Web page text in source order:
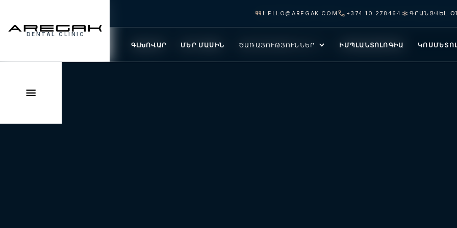
DENTAL CLINIC
INFO@AREGAK.COM +374 95 001 008 ԳՐԱՆՑՎԵԼ
ԳԼԽԱՎՈՐ ՄԵՐ ՄԱՍԻՆ ԾԱՌԱՅՈՒԹՅՈՒՆՆԵՐ ԻՄՊԼԱՆՏՈԼՈԳԻԱ
DENTAL CLINIC
HELLO@AREGAK.COM +374 10 278464 ԳՐԱՆՑՎԵԼ
ԳԼԽՈՎԱՐ ՄԵՐ ՄԱՍԻՆ ԾԱՌԱՅՈՒԹՅՈՒՆՆԵՐ ԻՄՊԼԱՆՏՈԼՈԳԻԱ